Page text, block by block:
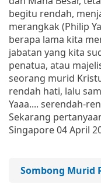
begitu rendah,
merangkak (Philip
berapa lama kita
jabatan yang kita
penatua, atau
seorang murid
rendah hati, lalu
Yaaa.... serendah-
Sekarang
Singapore 04 April
Sombong Murid